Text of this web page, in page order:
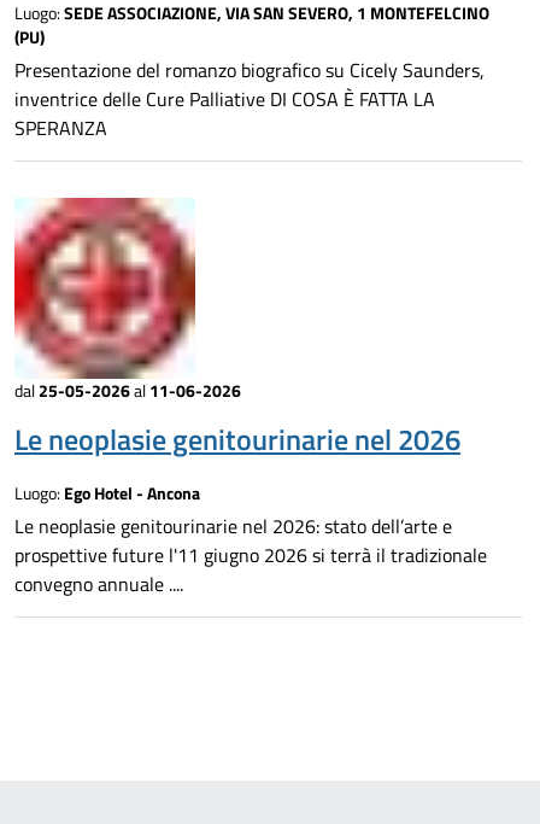
Luogo:SEDE ASSOCIAZIONE, VIA SAN SEVERO, 1 MONTEFELCINO
(PU)
Presentazione del romanzo biografico su Cicely Saunders,
inventrice delle Cure Palliative DI COSA È FATTA LA
SPERANZA
dal25-05-2026al 11-06-2026
Le neoplasie genitourinarie nel 2026
Luogo: Ego Hotel - Ancona
Le neoplasie genitourinarie nel 2026: stato dell’arte e
prospettive future l'11 giugno 2026 si terrà il tradizionale
convegno annuale ....